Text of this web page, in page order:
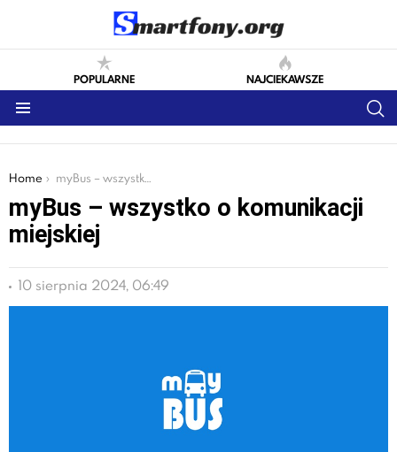
POPULARNE NAJCIEKAWSZE
You are here:
Home myBus – wszystko o komunikacji miejskiej
myBus – wszystko o komunikacji
miejskiej
10 sierpnia 2024, 06:49